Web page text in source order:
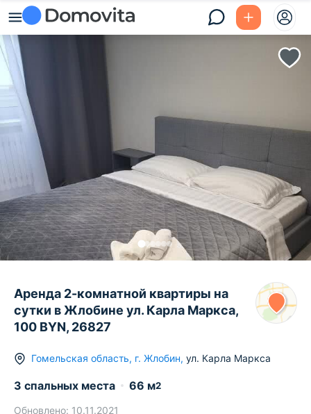
Аренда 2-комнатной квартиры на
сутки в Жлобине ул. Карла Маркса,
100 BYN, 26827
Гомельская область, г. Жлобин, ул. Карла Маркса
3 спальных места 66 м2
Обновлено: 10.11.2021